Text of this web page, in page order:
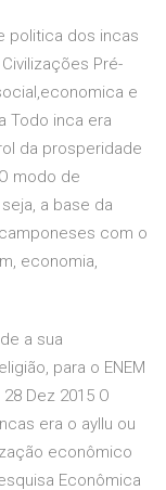
politica dos incas
Pré-
e
Todo inca era
da prosperidade
modo de
a base da
com o
economia,
a sua
para o ENEM
Dez 2015 O
era o ayllu ou
econômico
Econômica